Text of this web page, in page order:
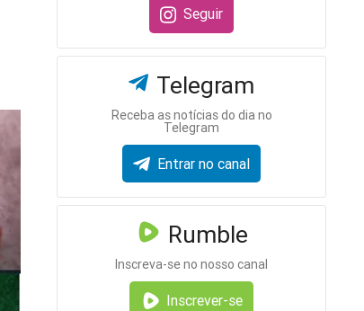
Seguir
Telegram
Receba as notícias do dia no
Telegram
Entrar no canal
Rumble
Inscreva-se no nosso canal
Inscrever-se